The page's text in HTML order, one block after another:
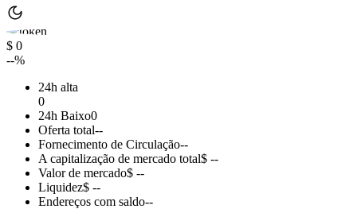
$ 0
--%
24h alta
0
24h Baixo0
Oferta total--
Fornecimento de Circulação--
A capitalização de mercado total$ --
Valor de mercado$ --
Liquidez$ --
Endereços com saldo--